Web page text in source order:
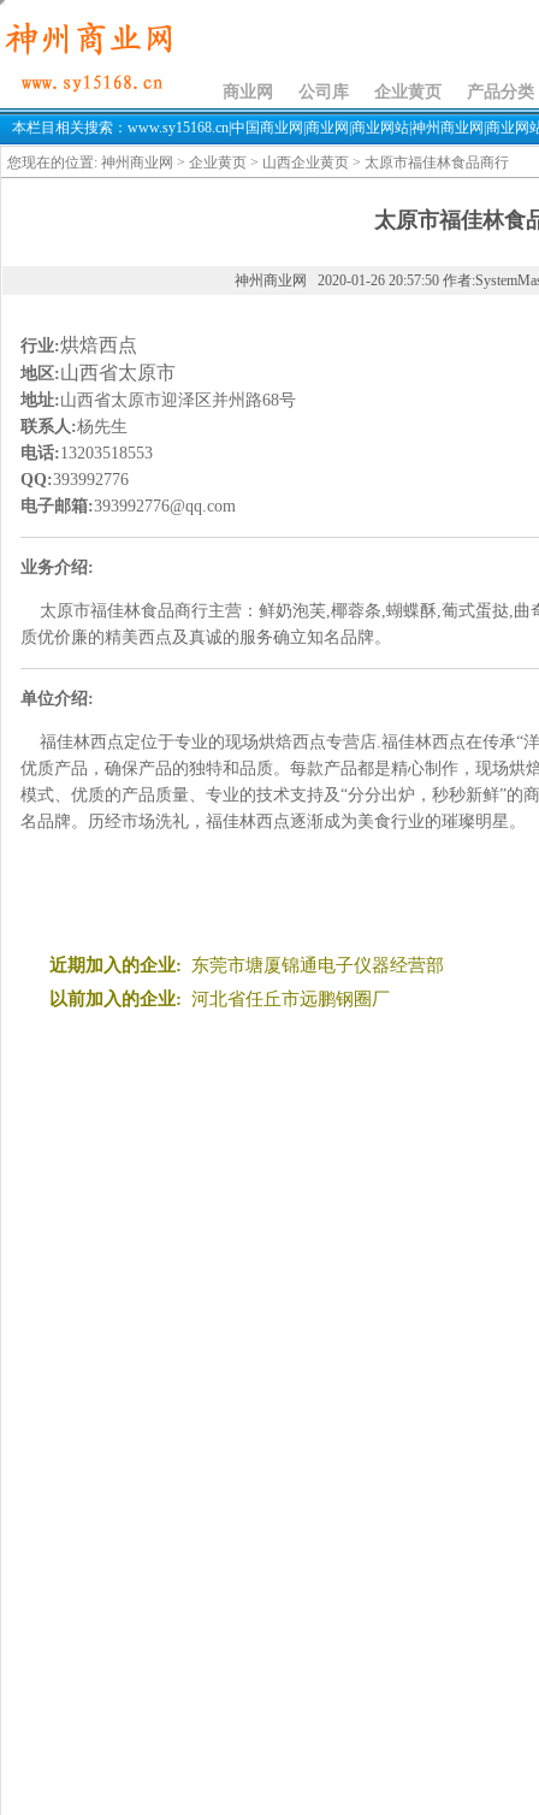
商业网 公司库 企业黄页 产品分类
本栏目相关搜索：www.sy15168.cn|中国商业网|商业网|商业网站|神州商业网|商业网
您现在的位置: 神州商业网 > 企业黄页 > 山西企业黄页 > 太原市福佳林食品商行
太原市福佳林食
神州商业网 2020-01-26 20:57:50 作者
行业:烘焙西点
地区:山西省太原市
地址:山西省太原市迎泽区并州路68号
联系人:杨先生
电话:13203518553
QQ:393992776
电子邮箱:393992776@qq.com
业务介绍:
太原市福佳林食品商行主营：鲜奶泡芙,椰蓉条,蝴蝶酥,葡式蛋挞,曲
质优价廉的精美西点及真诚的服务确立知名品牌。
单位介绍:
福佳林西点定位于专业的现场烘焙西点专营店.福佳林西点在传承“
优质产品，确保产品的独特和品质。每款产品都是精心制作，现场烘
模式、优质的产品质量、专业的技术支持及“分分出炉，秒秒新鲜”的
名品牌。历经市场洗礼，福佳林西点逐渐成为美食行业的璀璨明星。
近期加入的企业: 东莞市塘厦锦通电子仪器经营部
以前加入的企业: 河北省任丘市远鹏钢圈厂